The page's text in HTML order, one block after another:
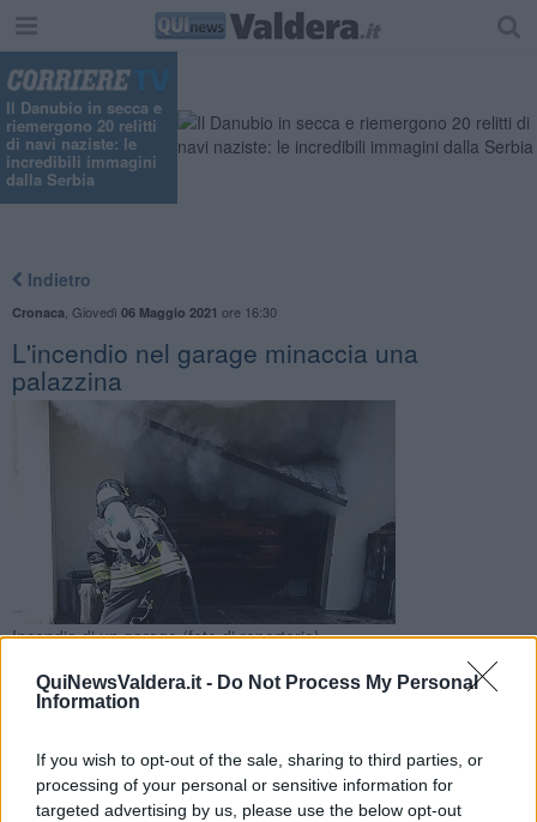
QuiNewsValdera.it - Do Not Process My Personal
Information
If you wish to opt-out of the sale, sharing to third parties, or
processing of your personal or sensitive information for
targeted advertising by us, please use the below opt-out
Il Danubio in secca e
riemergono 20 relitti
di navi naziste: le
incredibili immagini
dalla Serbia
Indietro
Cronaca Giovedì 06 Maggio 2021 ore 16:30
L'incendio nel garage minaccia una
palazzina
Incendio di un garage (foto di repertorio)
Le fiamme, propagatesi nel primo pomeriggio, hanno
richiamato nei pressi di Selvatelle i vigili del fuoco di più